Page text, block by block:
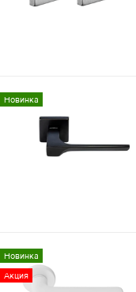
Новинка
Новинка
Акция